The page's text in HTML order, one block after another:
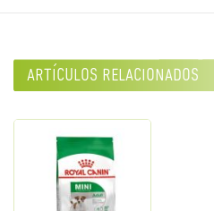
artículos relacionados